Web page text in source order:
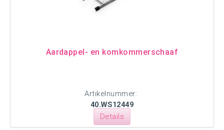
Aardappel- en komkommerschaaf
Artikelnummer:
40.WS12449
Details